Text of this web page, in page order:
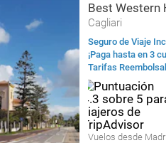
Best Western
Cagliari
Seguro de Viaje
¡Paga hasta en 3
Tarifas
Vuelos desde